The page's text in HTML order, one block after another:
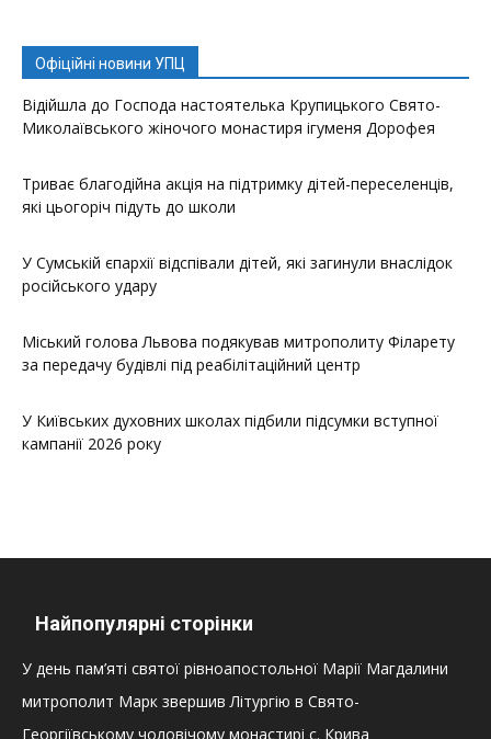
Офіційні новини УПЦ
Відійшла до Господа настоятелька Крупицького Свято-
Миколаївського жіночого монастиря ігуменя Дорофея
Триває благодійна акція на підтримку дітей-переселенців,
які цьогоріч підуть до школи
У Сумській єпархії відспівали дітей, які загинули внаслідок
російського удару
Міський голова Львова подякував митрополиту Філарету
за передачу будівлі під реабілітаційний центр
У Київських духовних школах підбили підсумки вступної
кампанії 2026 року
Найпопулярні сторінки
У день пам’яті святої рівноапостольної Марії Магдалини
митрополит Марк звершив Літургію в Свято-
Георгіївському чоловічому монастирі с. Крива